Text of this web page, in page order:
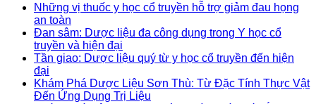
Những vị thuốc y học cổ truyền hỗ trợ giảm đau họng
an toàn
Đan sâm: Dược liệu đa công dụng trong Y học cổ
truyền và hiện đại
Tần giao: Dược liệu quý từ y học cổ truyền đến hiện
đại
Khám Phá Dược Liệu Sơn Thù: Từ Đặc Tính Thực Vật
Đến Ứng Dụng Trị Liệu